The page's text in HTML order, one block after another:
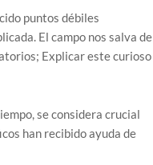
puntos débiles
El campo nos salva de
Explicar este curioso
se considera crucial
han recibido ayuda de